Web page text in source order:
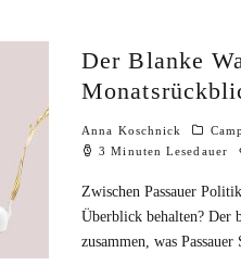
Der Blanke
Anna Koschnick
3 Minuten Lesedauer
Zwischen Passauer
Überblick behalten? Der
zusammen, was Passauer